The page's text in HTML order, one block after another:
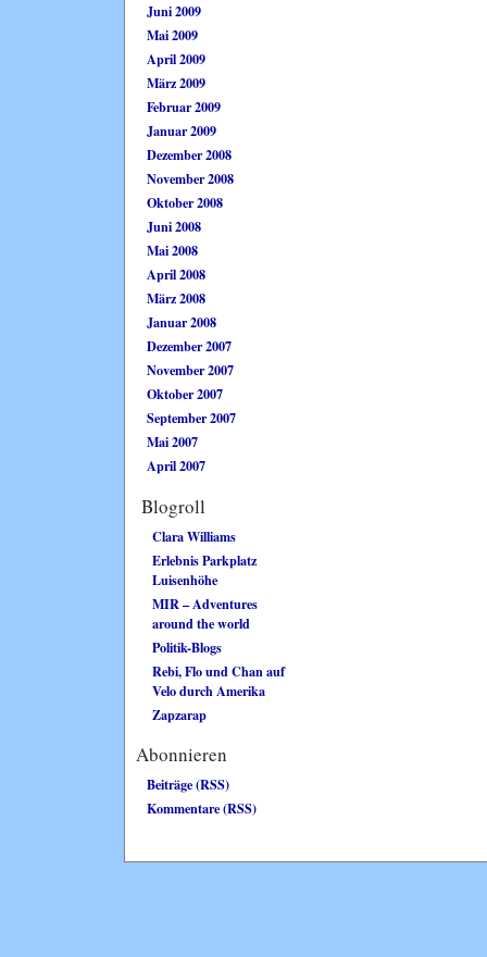
Juni 2009
Mai 2009
April 2009
März 2009
Februar 2009
Januar 2009
Dezember 2008
November 2008
Oktober 2008
Juni 2008
Mai 2008
April 2008
März 2008
Januar 2008
Dezember 2007
November 2007
Oktober 2007
September 2007
Mai 2007
April 2007
Blogroll
Clara Williams
Erlebnis Parkplatz
Luisenhöhe
MIR – Adventures
around the world
Politik-Blogs
Rebi, Flo und Chan auf
Velo durch Amerika
Zapzarap
Abonnieren
Beiträge (RSS)
Kommentare (RSS)